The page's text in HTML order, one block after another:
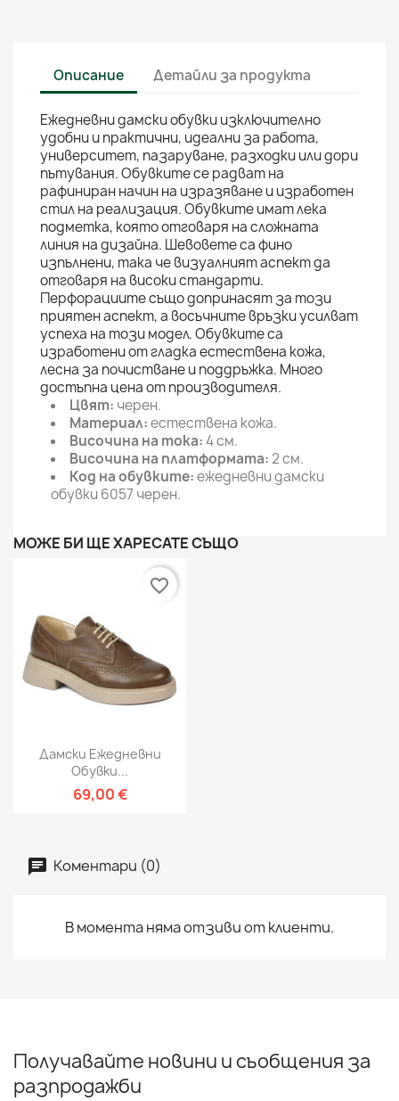
Описание Детайли за продукта
Ежедневни дамски обувки изключително
удобни и практични, идеални за работа,
университет, пазаруване, разходки или дори
пътувания. Обувките се радват на
рафиниран начин на изразяване и изработен
стил на реализация. Обувките имат лека
подметка, която отговаря на сложната
линия на дизайна. Шевовете са фино
изпълнени, така че визуалният аспект да
отговаря на високи стандарти.
Перфорациите също допринасят за този
приятен аспект, а восъчните връзки усилват
успеха на този модел. Обувките са
изработени от гладка естествена кожа,
лесна за почистване и поддръжка. Много
достъпна цена от производителя.
Цвят: черен.
Материал:естествена кожа.
Височина на тока:4 см.
Височина на платформата:2 см.
Код на обувките:ежедневни дамски
обувки 6057 черен.
МОЖЕ БИ ЩЕ ХАРЕСАТЕ СЪЩО
Дамски Ежедневни
Обувки...
69,00 €
favorite_border
Коментари (0)
В момента няма отзиви от клиенти.
Получавайте новини и съобщения за
разпродажби